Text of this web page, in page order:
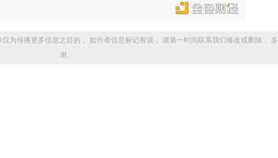
为传播更多信息之目的， 如作者信息标记有误， 请第一时间联系我们修改或删除， 多
谢。